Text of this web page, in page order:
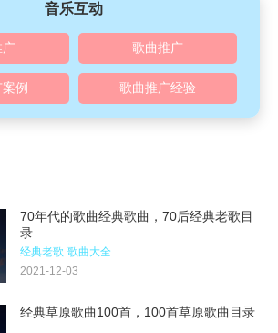
音乐互动
歌曲推广
例 歌曲推广经验
70年代的歌曲经典歌曲，70后经典老歌目
录
经典老歌 歌曲大全
2021-12-03
经典草原歌曲100首，100首草原歌曲目录